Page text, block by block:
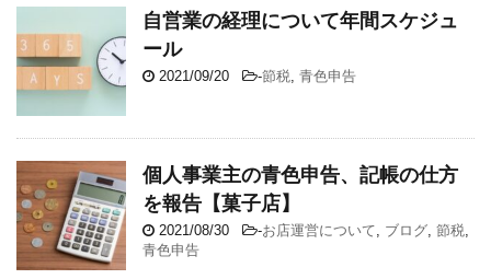
自営業の経理について年間スケジュ
ール
2021/09/20 -節税, 青色申告
個人事業主の青色申告、記帳の仕方
を報告【菓子店】
2021/08/30 -お店運営について, ブログ, 節税,
青色申告